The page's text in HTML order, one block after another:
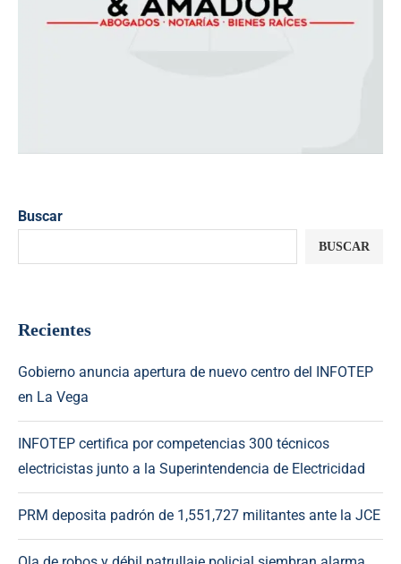
Buscar
BUSCAR
Recientes
Gobierno anuncia apertura de nuevo centro del INFOTEP
en La Vega
INFOTEP certifica por competencias 300 técnicos
electricistas junto a la Superintendencia de Electricidad
PRM deposita padrón de 1,551,727 militantes ante la JCE